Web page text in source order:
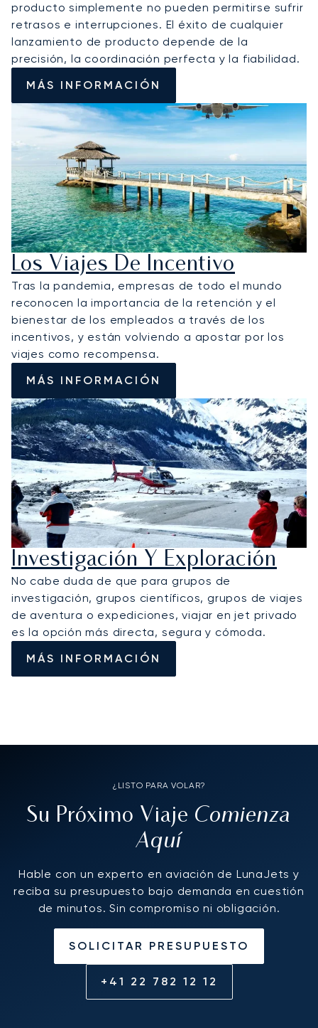
producto simplemente no pueden permitirse sufrir
retrasos e interrupciones. El éxito de cualquier
lanzamiento de producto depende de la
precisión, la coordinación perfecta y la fiabilidad.
MÁS INFORMACIÓN
Los Viajes De Incentivo
Tras la pandemia, empresas de todo el mundo
reconocen la importancia de la retención y el
bienestar de los empleados a través de los
incentivos, y están volviendo a apostar por los
viajes como recompensa.
MÁS INFORMACIÓN
Investigación Y Exploración
No cabe duda de que para grupos de
investigación, grupos científicos, grupos de viajes
de aventura o expediciones, viajar en jet privado
es la opción más directa, segura y cómoda.
MÁS INFORMACIÓN
¿LISTO PARA VOLAR?
Su Próximo Viaje Comienza
Aquí
Hable con un experto en aviación de LunaJets y
reciba su presupuesto bajo demanda en cuestión
de minutos. Sin compromiso ni obligación.
SOLICITAR PRESUPUESTO
+41 22 782 12 12